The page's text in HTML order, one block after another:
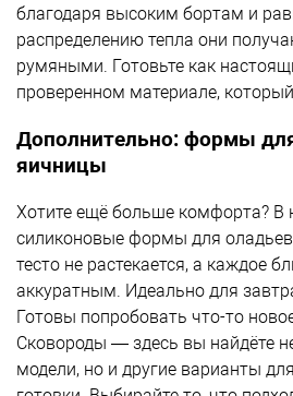
благодаря высоким бортам и
распределению тепла они
румяными. Готовьте как
проверенном материале,
Дополнительно: формы
яичницы
Хотите ещё больше комфорта? В
силиконовые формы для
тесто не растекается, а каждое
аккуратным. Идеально для
Готовы попробовать что-то
Сковороды — здесь вы найдёте
модели, но и другие варианты